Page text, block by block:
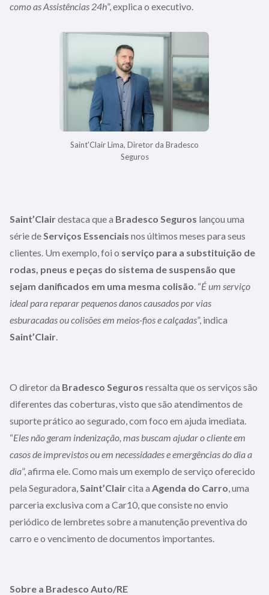
como as Assistências 24h”, explica o executivo.
Saint'Clair Lima, Diretor da Bradesco
Seguros
Saint’Clairdestaca que a Bradesco Seguros lançou uma
série deServiços Essenciais nos últimos meses para seus
clientes. Um exemplo, foi o serviço para a substituição de
rodas, pneus e peças do sistema de suspensão que
sejam danificados em uma mesma colisão. “É um serviço
ideal para reparar pequenos danos causados por vias
esburacadas ou colisões em meios-fios e calçadas”, indica
Saint’Clair.
O diretor da Bradesco Seguros ressalta que os serviços são
diferentes das coberturas, visto que são atendimentos de
suporte prático ao segurado, com foco em ajuda imediata.
“Eles não geram indenização, mas buscam ajudar o cliente em
casos de imprevistos ou em necessidades e emergências do dia a
dia”, afirma ele. Como mais um exemplo de serviço oferecido
pela Seguradora,Saint’Claircita a Agenda do Carro, uma
parceria exclusiva com a Car10, que consiste no envio
periódico de lembretes sobre a manutenção preventiva do
carro e o vencimento de documentos importantes.
Sobre a Bradesco Auto/RE